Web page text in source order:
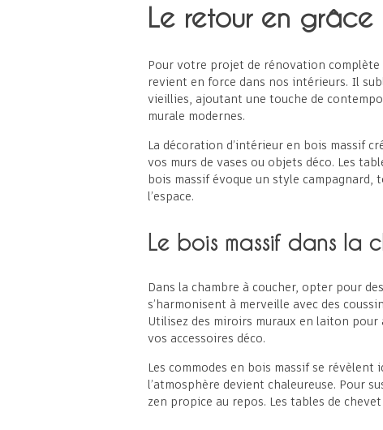
Le retour en grâce
Pour votre projet de rénovation complète
revient en force dans nos intérieurs. Il
vieillies, ajoutant une touche de
murale modernes.
La décoration d’intérieur en bois massif
vos murs de vases ou objets déco. Les
bois massif évoque un style
l’espace.
Le bois massif dans la
Dans la chambre à coucher, opter pour
s’harmonisent à merveille avec des
Utilisez des miroirs muraux en laiton pour
vos accessoires déco.
Les commodes en bois massif se
l’atmosphère devient chaleureuse. Pour
zen propice au repos. Les tables de